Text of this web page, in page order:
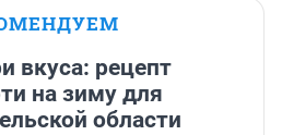
вкуса: рецепт
на зиму для
области